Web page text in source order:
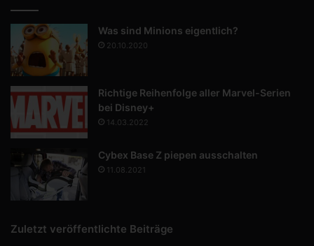
Was sind Minions eigentlich?
20.10.2020
Richtige Reihenfolge aller Marvel-Serien
bei Disney+
14.03.2022
Cybex Base Z piepen ausschalten
11.08.2021
Zuletzt veröffentlichte Beiträge